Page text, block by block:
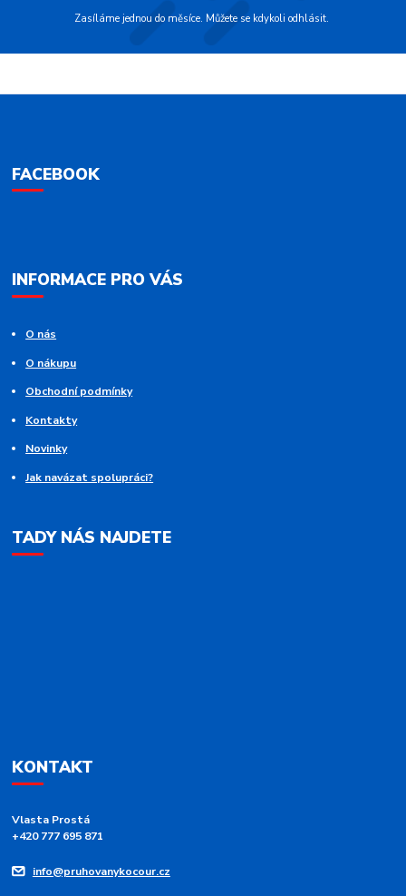
Zasíláme jednou do měsíce. Můžete se kdykoli odhlásit.
FACEBOOK
INFORMACE PRO VÁS
O nás
O nákupu
Obchodní podmínky
Kontakty
Novinky
Jak navázat spolupráci?
TADY NÁS NAJDETE
KONTAKT
Vlasta Prostá
+420 777 695 871
info@pruhovanykocour.cz